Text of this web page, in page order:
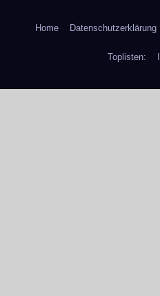
Home Datenschutzerklärung
Toplisten: